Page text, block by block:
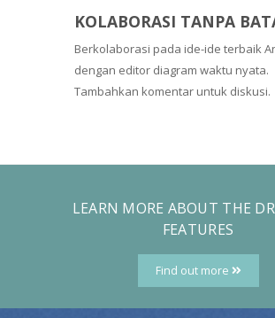
KOLABORASI TANPA
Berkolaborasi pada ide-ide terbaik
dengan editor diagram waktu nyata.
Tambahkan komentar untuk diskusi.
LEARN MORE ABOUT THE
FEATURES
Find out more